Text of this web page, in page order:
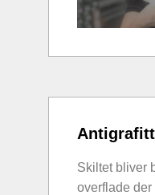
Skiltet bliver
overflade der